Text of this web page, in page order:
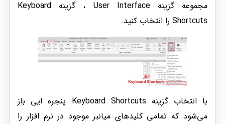
مجموعه گزینه User Interface ، گزینه Keyboard
Shortcuts را انتخاب کنید.
با انتخاب گزینه Keyboard Shortcuts پنجره ایی باز
می‌شود که تمامی کلیدهای میانبر موجود در نرم افزار را